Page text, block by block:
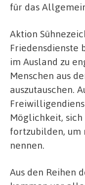
für das
Aktion
Friedensdienste
im Ausland zu
Menschen aus
auszutauschen.
Möglichkeit,
fortzubilden, um
nennen.
Aus den Reihen